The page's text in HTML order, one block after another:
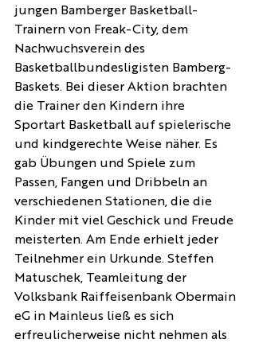
jungen Bamberger Basketball-
Trainern von Freak-City, dem
Nachwuchsverein des
Basketballbundesligisten Bamberg-
Baskets. Bei dieser Aktion brachten
die Trainer den Kindern ihre
Sportart Basketball auf spielerische
und kindgerechte Weise näher. Es
gab Übungen und Spiele zum
Passen, Fangen und Dribbeln an
verschiedenen Stationen, die die
Kinder mit viel Geschick und Freude
meisterten. Am Ende erhielt jeder
Teilnehmer ein Urkunde. Steffen
Matuschek, Teamleitung der
Volksbank Raiffeisenbank Obermain
eG in Mainleus ließ es sich
erfreulicherweise nicht nehmen als